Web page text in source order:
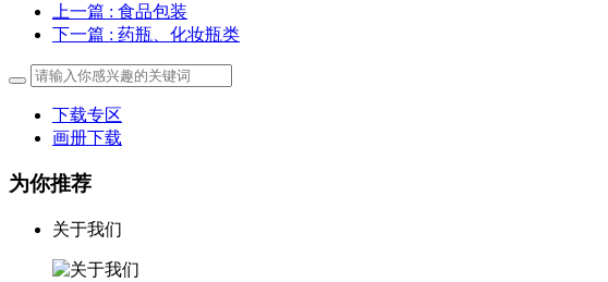
上一篇 : 食品包装
下一篇 : 药瓶、化妆瓶类
下载专区
画册下载
为你推荐
关于我们